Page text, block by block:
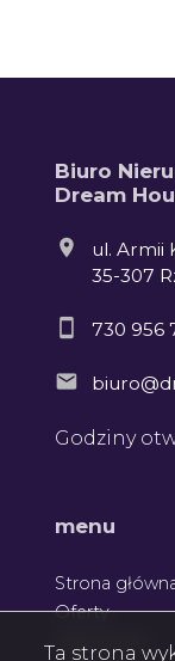
Biuro
Dream
ul. Armii
35-307
730 956
Godziny
menu
Strona
Oferty
Ta strona